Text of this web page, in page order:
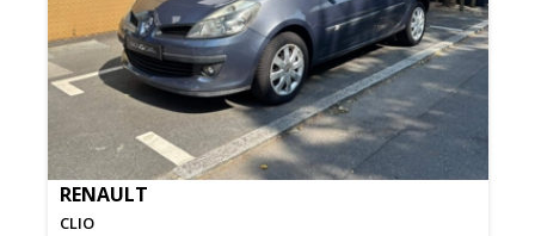
RENAULT
CLIO